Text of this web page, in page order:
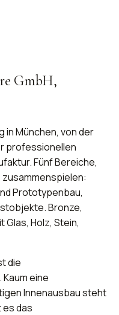
GmbH,
München, von der
professionellen
Fünf Bereiche,
Prototypenbau,
Bronze,
Glas, Holz, Stein,
die
eine
Innenausbau steht
das